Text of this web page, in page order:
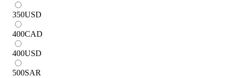
350USD
400CAD
400USD
500SAR